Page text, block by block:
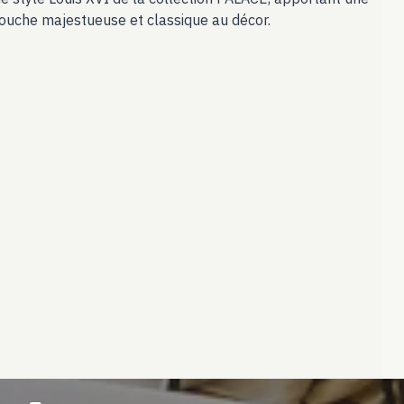
majestueuse et classique au décor.